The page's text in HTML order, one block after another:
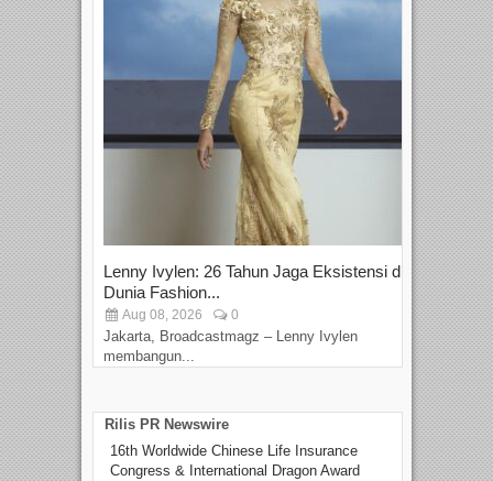
Lenny Ivylen: 26 Tahun Jaga Eksistensi di
Dunia Fashion...
Aug 08, 2026 0
Jakarta, Broadcastmagz – Lenny Ivylen
membangun...
Rilis PR Newswire
16th Worldwide Chinese Life Insurance
Congress & International Dragon Award